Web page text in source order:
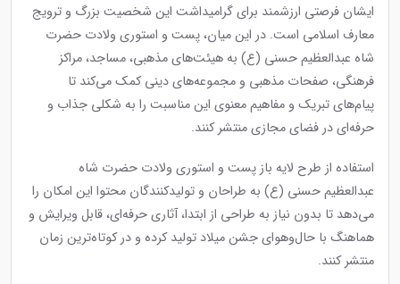
ایشان فرصتی ارزشمند برای گرامیداشت این شخصیت بزرگ و ترویج
معارف اسلامی است. در این میان، پست و استوری ولادت حضرت
شاه عبدالعظیم حسنی (ع) به هیئت‌های مذهبی، مساجد، مراکز
فرهنگی، صفحات مذهبی و مجموعه‌های دینی کمک می‌کند تا
پیام‌های تبریک و مفاهیم معنوی این مناسبت را به شکلی جذاب و
حرفه‌ای در فضای مجازی منتشر کنند.
استفاده از طرح لایه باز پست و استوری ولادت حضرت شاه
عبدالعظیم حسنی (ع) به طراحان و تولیدکنندگان محتوا این امکان را
می‌دهد تا بدون نیاز به طراحی از ابتدا، آثاری حرفه‌ای، قابل ویرایش و
هماهنگ با حال‌وهوای جشن میلاد تولید کرده و در کوتاه‌ترین زمان
منتشر کنند.